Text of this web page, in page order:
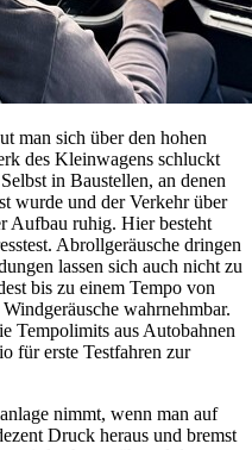
man sich über den hohen
des Kleinwagens schluckt
in Baustellen, an denen
wurde und der Verkehr über
Aufbau ruhig. Hier besteht
Abrollgeräusche dringen
lassen sich auch nicht zu
bis zu einem Tempo von
wahrnehmbar.
Tempolimits aus Autobahnen
für erste Testfahren zur
nimmt, wenn man auf
Druck heraus und bremst